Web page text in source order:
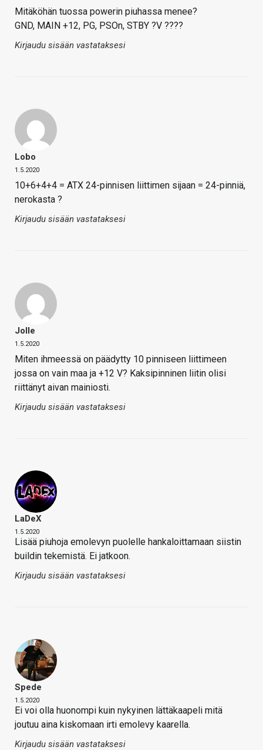
Mitäköhän tuossa powerin piuhassa menee?
GND, MAIN +12, PG, PSOn, STBY ?V ????
Kirjaudu sisään vastataksesi
Lobo
1.5.2020
10+6+4+4 = ATX 24-pinnisen liittimen sijaan = 24-pinniä,
nerokasta ?
Kirjaudu sisään vastataksesi
Jolle
1.5.2020
Miten ihmeessä on päädytty 10 pinniseen liittimeen
jossa on vain maa ja +12 V? Kaksipinninen liitin olisi
riittänyt aivan mainiosti.
Kirjaudu sisään vastataksesi
LaDeX
1.5.2020
Lisää piuhoja emolevyn puolelle hankaloittamaan siistin
buildin tekemistä. Ei jatkoon.
Kirjaudu sisään vastataksesi
Spede
1.5.2020
Ei voi olla huonompi kuin nykyinen lättäkaapeli mitä
joutuu aina kiskomaan irti emolevy kaarella.
Kirjaudu sisään vastataksesi